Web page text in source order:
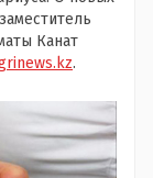
Канат
.